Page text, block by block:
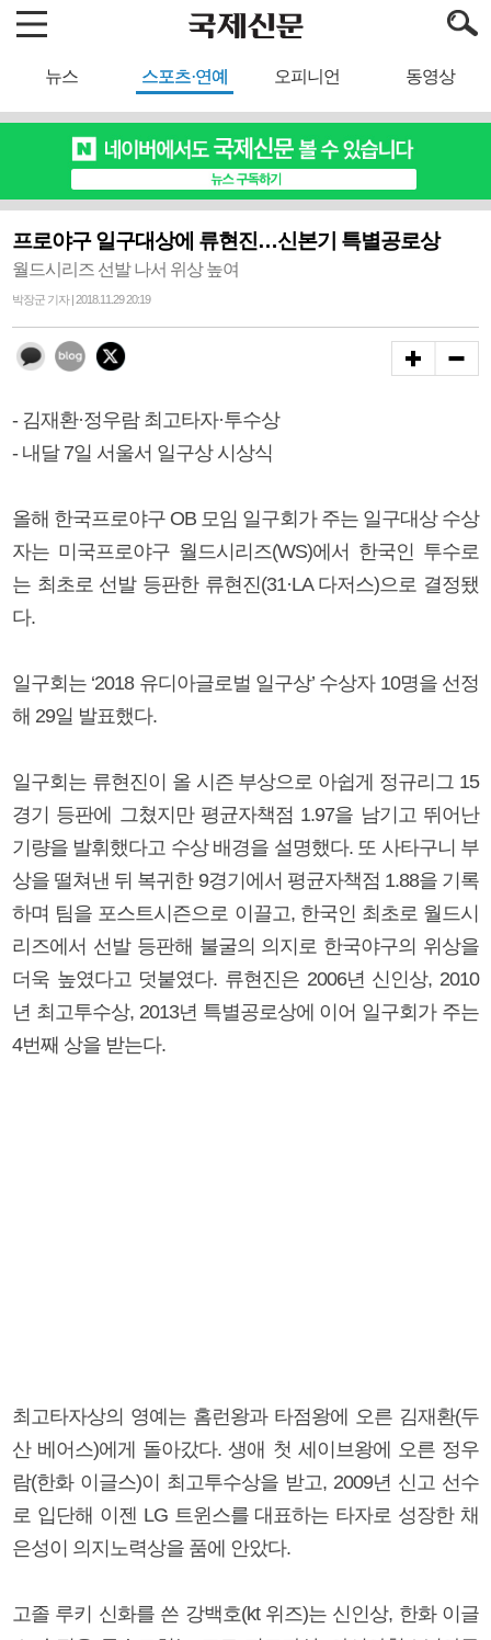
뉴스 스포츠·연예 오피니언 동영상
프로야구 일구대상에 류현진…신본기 특별공로상
월드시리즈 선발 나서 위상 높여
박장군 기자 | 2018.11.29 20:19
- 김재환·정우람 최고타자·투수상
- 내달 7일 서울서 일구상 시상식
올해 한국프로야구 OB 모임 일구회가 주는 일구대상 수상
자는 미국프로야구 월드시리즈(WS)에서 한국인 투수로
는 최초로 선발 등판한 류현진(31·LA 다저스)으로 결정됐
다.
일구회는 ‘2018 유디아글로벌 일구상’ 수상자 10명을 선정
해 29일 발표했다.
일구회는 류현진이 올 시즌 부상으로 아쉽게 정규리그 15
경기 등판에 그쳤지만 평균자책점 1.97을 남기고 뛰어난
기량을 발휘했다고 수상 배경을 설명했다. 또 사타구니 부
상을 떨쳐낸 뒤 복귀한 9경기에서 평균자책점 1.88을 기록
하며 팀을 포스트시즌으로 이끌고, 한국인 최초로 월드시
리즈에서 선발 등판해 불굴의 의지로 한국야구의 위상을
더욱 높였다고 덧붙였다. 류현진은 2006년 신인상, 2010
년 최고투수상, 2013년 특별공로상에 이어 일구회가 주는
4번째 상을 받는다.
최고타자상의 영예는 홈런왕과 타점왕에 오른 김재환(두
산 베어스)에게 돌아갔다. 생애 첫 세이브왕에 오른 정우
람(한화 이글스)이 최고투수상을 받고, 2009년 신고 선수
로 입단해 이젠 LG 트윈스를 대표하는 타자로 성장한 채
은성이 의지노력상을 품에 안았다.
고졸 루키 신화를 쓴 강백호(kt 위즈)는 신인상, 한화 이글